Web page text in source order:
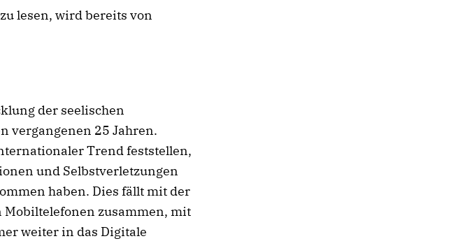
lesen, wird bereits von
der seelischen
vergangenen 25 Jahren.
Trend feststellen,
und Selbstverletzungen
haben. Dies fällt mit der
zusammen, mit
weiter in das Digitale